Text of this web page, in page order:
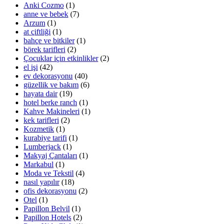
Anki Cozmo (1)
anne ve bebek (7)
Arzum (1)
at çiftliği (1)
bahçe ve bitkiler(1)
börek tarifleri (2)
Çocuklar için etkinlikler(2)
el işi (42)
ev dekorasyonu (40)
güzellik ve bakım (6)
hayata dair(19)
hotel berke ranch (1)
Kahve Makineleri (1)
kek tarifleri (2)
Kozmetik (1)
kurabiye tarifi (1)
Lumberjack (1)
Makyaj Çantaları (1)
Markabul (1)
Moda ve Tekstil (4)
nasıl yapılır(18)
ofis dekorasyonu (2)
Otel (1)
Papillon Belvil (1)
Papillon Hotels (2)